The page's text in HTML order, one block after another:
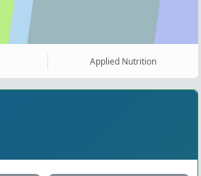
Applied Nutrition